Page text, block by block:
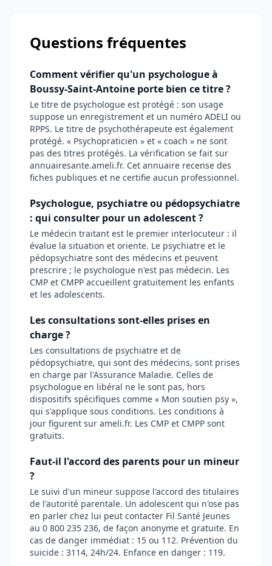
Questions fréquentes
Comment vérifier qu'un psychologue à
Boussy-Saint-Antoine porte bien ce titre ?
Le titre de psychologue est protégé : son usage
suppose un enregistrement et un numéro ADELI ou
RPPS. Le titre de psychothérapeute est également
protégé. « Psychopraticien » et « coach » ne sont
pas des titres protégés. La vérification se fait sur
annuairesante.ameli.fr. Cet annuaire recense des
fiches publiques et ne certifie aucun professionnel.
Psychologue, psychiatre ou pédopsychiatre
: qui consulter pour un adolescent ?
Le médecin traitant est le premier interlocuteur : il
évalue la situation et oriente. Le psychiatre et le
pédopsychiatre sont des médecins et peuvent
prescrire ; le psychologue n'est pas médecin. Les
CMP et CMPP accueillent gratuitement les enfants
et les adolescents.
Les consultations sont-elles prises en
charge ?
Les consultations de psychiatre et de
pédopsychiatre, qui sont des médecins, sont prises
en charge par l'Assurance Maladie. Celles de
psychologue en libéral ne le sont pas, hors
dispositifs spécifiques comme « Mon soutien psy »,
qui s'applique sous conditions. Les conditions à
jour figurent sur ameli.fr. Les CMP et CMPP sont
gratuits.
Faut-il l'accord des parents pour un mineur
?
Le suivi d'un mineur suppose l'accord des titulaires
de l'autorité parentale. Un adolescent qui n'ose pas
en parler chez lui peut contacter Fil Santé Jeunes
au 0 800 235 236, de façon anonyme et gratuite. En
cas de danger immédiat : 15 ou 112. Prévention du
suicide : 3114, 24h/24. Enfance en danger : 119.